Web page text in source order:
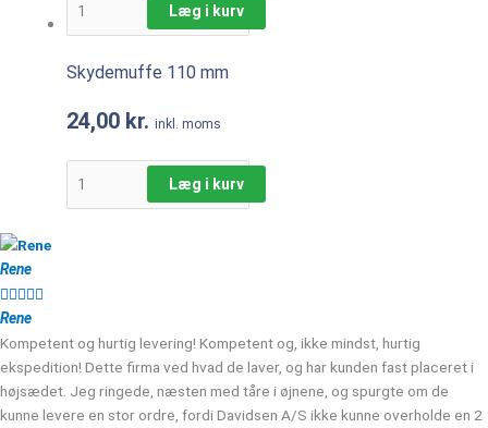
Læg i kurv
Skydemuffe 110 mm
24,00 kr. inkl. moms
Læg i kurv
Rene

Rene
Kompetent og hurtig levering! Kompetent og, ikke mindst, hurtig
ekspedition! Dette firma ved hvad de laver, og har kunden fast placeret i
højsædet. Jeg ringede, næsten med tåre i øjnene, og spurgte om de
kunne levere en stor ordre, fordi Davidsen A/S ikke kunne overholde en 2